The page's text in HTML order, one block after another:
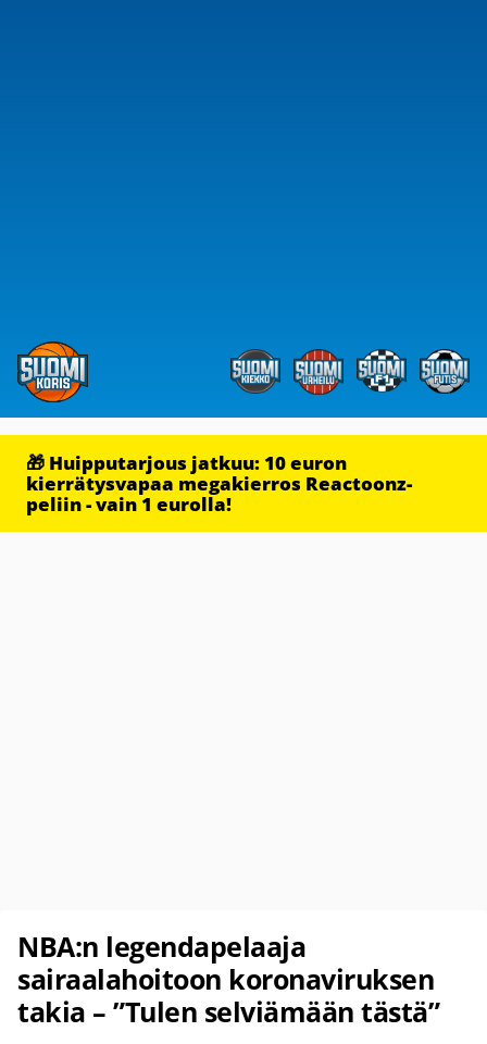
🎁 Huipputarjous jatkuu: 10 euron
kierrätysvapaa megakierros Reactoonz-
peliin - vain 1 eurolla!
NBA:n legendapelaaja
sairaalahoitoon koronaviruksen
takia – ”Tulen selviämään tästä”